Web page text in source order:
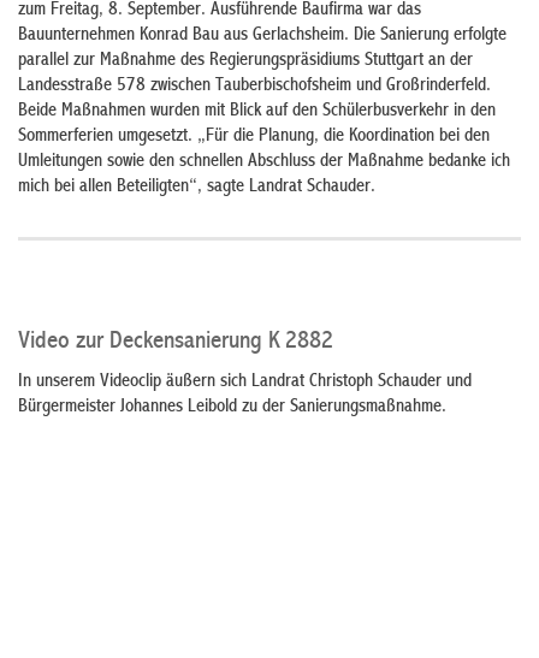
zum Freitag, 8. September. Ausführende Baufirma war das
Bauunternehmen Konrad Bau aus Gerlachsheim. Die Sanierung erfolgte
parallel zur Maßnahme des Regierungspräsidiums Stuttgart an der
Landesstraße 578 zwischen Tauberbischofsheim und Großrinderfeld.
Beide Maßnahmen wurden mit Blick auf den Schülerbusverkehr in den
Sommerferien umgesetzt. „Für die Planung, die Koordination bei den
Umleitungen sowie den schnellen Abschluss der Maßnahme bedanke ich
mich bei allen Beteiligten“, sagte Landrat Schauder.
Video zur Deckensanierung K 2882
In unserem Videoclip äußern sich Landrat Christoph Schauder und
Bürgermeister Johannes Leibold zu der Sanierungsmaßnahme.